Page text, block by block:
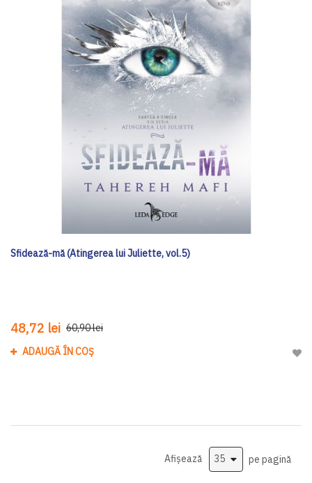
Sfidează-mă (Atingerea lui Juliette, vol.5)
48,72 lei 60,90 lei
ADAUGĂ ÎN COȘ
Afișează pe pagină